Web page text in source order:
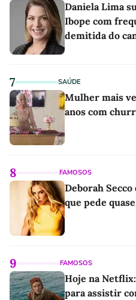
Daniela Lima
Ibope com
demitida do
7 SAÚDE
Mulher mais
anos com
8 FAMOSOS
Deborah
que pede
9 FAMOSOS
Hoje na
para assistir